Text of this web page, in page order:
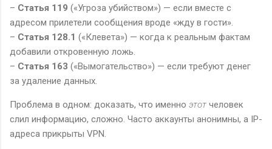
– Статья 119 («Угроза убийством») — если вместе с
адресом прилетели сообщения вроде «жду в гости».
– Статья 128.1 («Клевета») — когда к реальным фактам
добавили откровенную ложь.
– Статья 163 («Вымогательство») — если требуют денег
за удаление данных.
Проблема в одном: доказать, что именно этот человек
слил информацию, сложно. Часто аккаунты анонимны, а IP-
адреса прикрыты VPN.